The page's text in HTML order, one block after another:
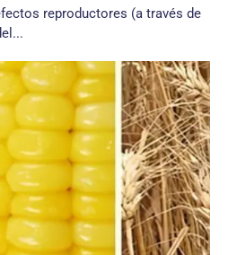
reproductores (a través de